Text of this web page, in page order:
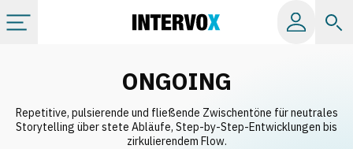
Alle Alben
ONGOING
Repetitive, pulsierende und fließende Zwischentöne für neutrales
Storytelling über stete Abläufe, Step-by-Step-Entwicklungen bis
zirkulierendem Flow.